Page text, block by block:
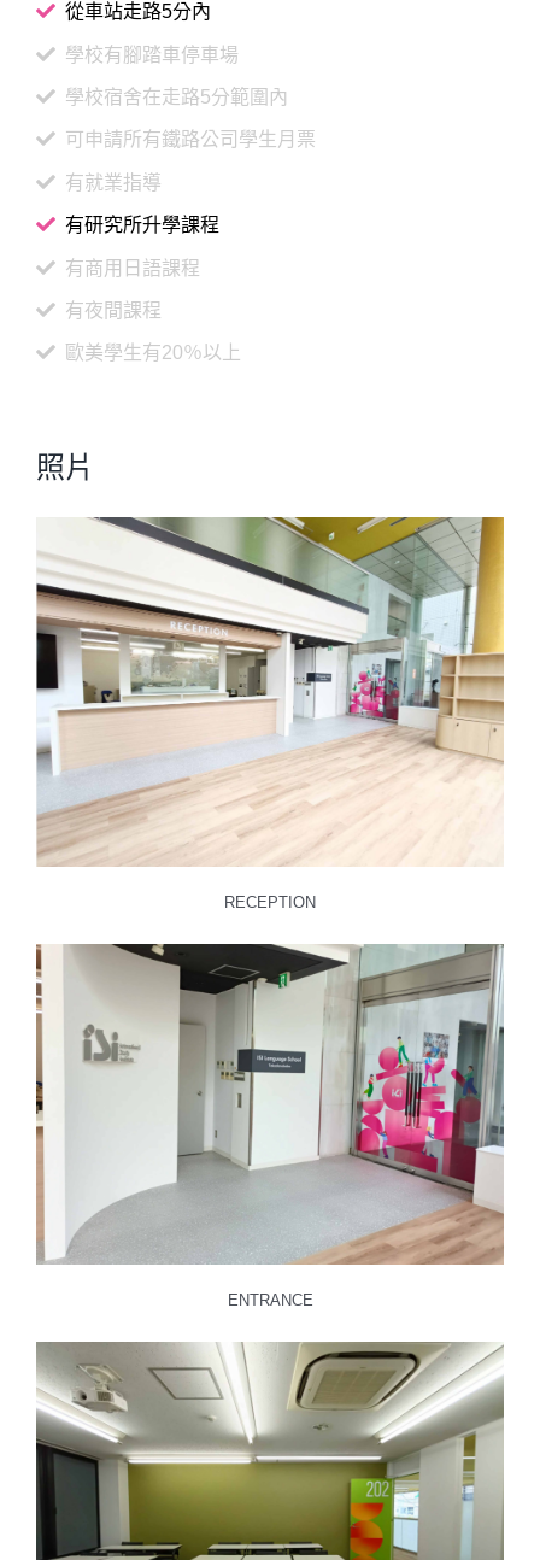
從車站走路5分內
學校有腳踏車停車場
學校宿舍在走路5分範圍內
可申請所有鐵路公司學生月票
有就業指導
有研究所升學課程
有商用日語課程
有夜間課程
歐美學生有20％以上
照片
RECEPTION
ENTRANCE